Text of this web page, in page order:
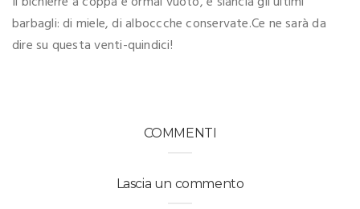
barbagli: di miele, di alboccche conservate.Ce ne sarà da
dire su questa venti-quindici!
COMMENTI
Lascia un commento